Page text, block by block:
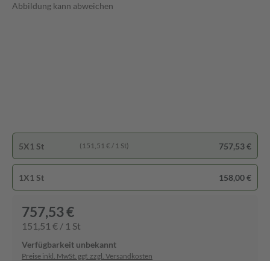
Abbildung kann abweichen
5X1 St (151,51 € / 1 St) 757,53 €
1X1 St 158,00 €
757,53 €
151,51 € / 1 St
Verfügbarkeit unbekannt
Preise inkl. MwSt. ggf. zzgl. Versandkosten